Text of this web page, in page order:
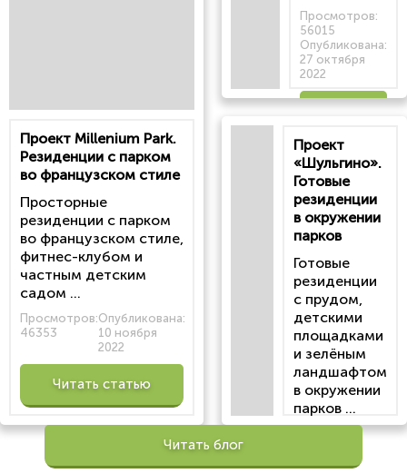
Проект Millenium Park.
Резиденции с парком
во французском стиле
Просторные
резиденции с парком
во французском стиле,
фитнес-клубом и
частным детским
садом ...
Просмотров:
46353
Опубликована:
10 ноября
2022
Читать статью
Просмотров:
56015
Опубликована:
27 октября
2022
статью
Проект
«Шульгино».
Готовые
резиденции
в окружении
парков
Готовые
резиденции
с прудом,
детскими
площадками
и зелёным
ландшафтом
в окружении
парков ...
Просмотров:
Опубликована:
Читать блог